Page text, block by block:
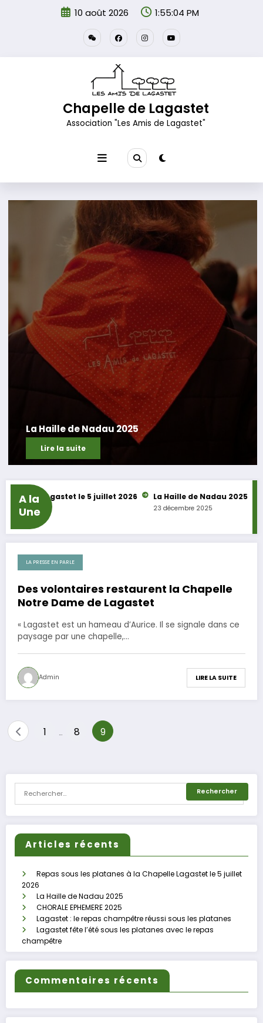
10 août 2026 1:55:04 PM
Chapelle de Lagastet
Association "Les Amis de Lagastet"
La Haille de Nadau 2025
Lire la suite
A la
Une
Lagastet le 5 juillet 2026 La Haille de Nadau 2025
23 décembre 2025
20 juillet 2011
LA PRESSE EN PARLE
Des volontaires restaurent la Chapelle
Notre Dame de Lagastet
« Lagastet est un hameau d’Aurice. Il se signale dans ce
paysage par une chapelle,…
Admin LIRE LA SUITE
Pagination
1 … 8 9
Articles récents
Repas sous les platanes à la Chapelle Lagastet le 5 juillet
2026
La Haille de Nadau 2025
CHORALE EPHEMERE 2025
Lagastet : le repas champêtre réussi sous les platanes
Lagastet fête l’été sous les platanes avec le repas
champêtre
Commentaires récents